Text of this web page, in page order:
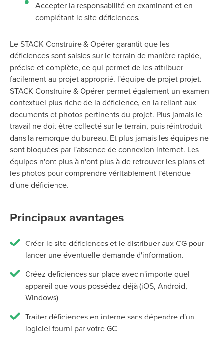
Accepter la responsabilité en examinant et en
complétant le site déficiences.
Le STACK Construire & Opérer garantit que les
déficiences sont saisies sur le terrain de manière rapide,
précise et complète, ce qui permet de les attribuer
facilement au projet approprié. l'équipe de projet projet.
STACK Construire & Opérer permet également un examen
contextuel plus riche de la déficience, en la reliant aux
documents et photos pertinents du projet. Plus jamais le
travail ne doit être collecté sur le terrain, puis réintroduit
dans la remorque du bureau. Et plus jamais les équipes ne
sont bloquées par l'absence de connexion internet. Les
équipes n'ont plus à n'ont plus à de retrouver les plans et
les photos pour comprendre véritablement l'étendue
d'une déficience.
Principaux avantages
Créer le site déficiences et le distribuer aux CG pour
lancer une éventuelle demande d'information.
Créez déficiences sur place avec n'importe quel
appareil que vous possédez déjà (iOS, Android,
Windows)
Traiter déficiences en interne sans dépendre d'un
logiciel fourni par votre GC